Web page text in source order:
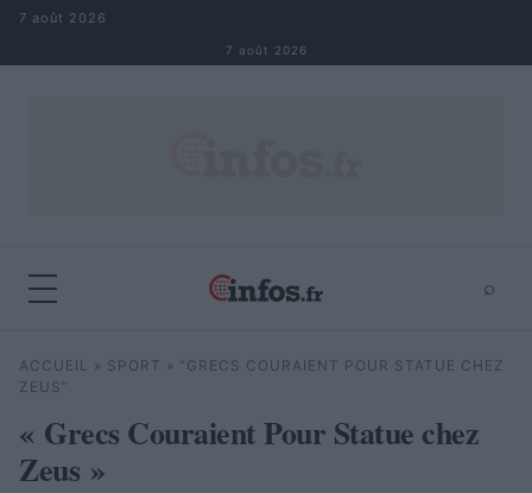
Aller au contenu
7 août 2026
7 août 2026
⌕
Rechercher ⌕ ×
ACCUEIL » SPORT » “GRECS COURAIENT POUR STATUE CHEZ
ZEUS”
« Grecs Couraient Pour Statue chez
Zeus »